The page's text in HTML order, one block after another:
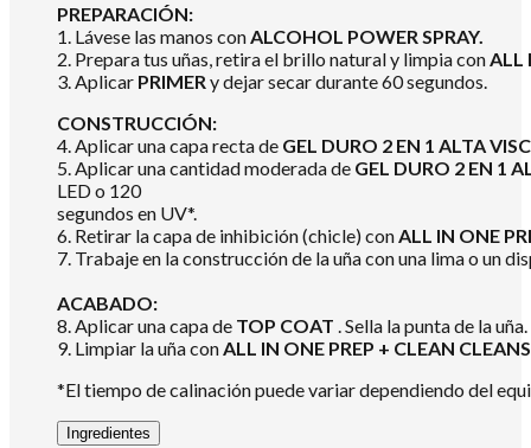
PREPARACIÓN:
1. Lávese las manos conALCOHOL POWER SPRAY.
2. Prepara tus uñas, retira el brillo natural y limpia conALL
3. Aplicar PRIMERy dejar secar durante 60 segundos.
CONSTRUCCIÓN:
4. Aplicar una capa recta de GEL DURO 2 EN 1 ALTA
5. Aplicar una cantidad moderada de GEL DURO 2 EN 1
LED o 120
segundos en UV*.
6. Retirar la capa de inhibición (chicle) conALL IN ONE
7. Trabaje en la construcción de la uña con una lima o un
ACABADO:
8. Aplicar una capa de TOP COAT . Sella la punta de la
9. Limpiar la uña conALL IN ONE PREP + CLEAN
*El tiempo de calinación puede variar dependiendo del
Ingredientes